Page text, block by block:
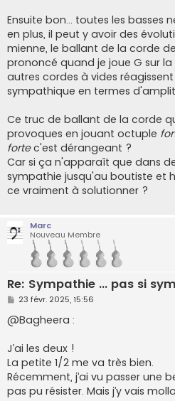
Ensuite bon... toutes les basses
en plus, il peut y avoir des
mienne, le ballant de la corde
prononcé quand je joue G sur
autres cordes à vides
sympathique en termes
Ce truc de ballant de la corde
provoques en jouant octuple
fortec'est dérangeant ?
Car si ça n'apparaît que dans
sympathie jusqu'au boutiste et
ce vraiment à solutionner ?
Marc
Nouveau Membre
Re: Sympathie ... pas si
M
s
s
g
e
23 févr. 2025, 15:56
@Bagheera :
J’ai les deux !
La petite 1/2 me va très bien.
Récemment, j’ai vu passer une
pas pu résister. Mais j’y vais